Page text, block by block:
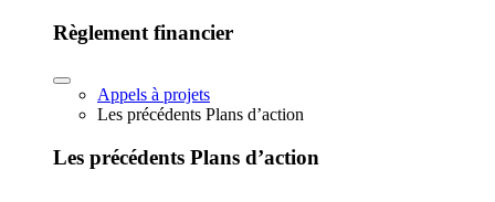
Règlement financier
Appels à projets
Les précédents Plans d’action
Les précédents Plans d’action